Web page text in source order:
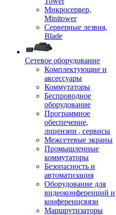
Микросервер,
Minitower
Серверные лезвия,
Blade
Сетевое оборудование
Комплектующие и
аксессуары
Коммутаторы
Беспроводное
оборудование
Программное
обеспечение,
лицензии , сервисы
Межсетевые экраны
Промышленные
коммутаторы
Безопасность и
автоматизация
Оборудование для
видеоконференций и
конференцсвязи
Маршрутизаторы